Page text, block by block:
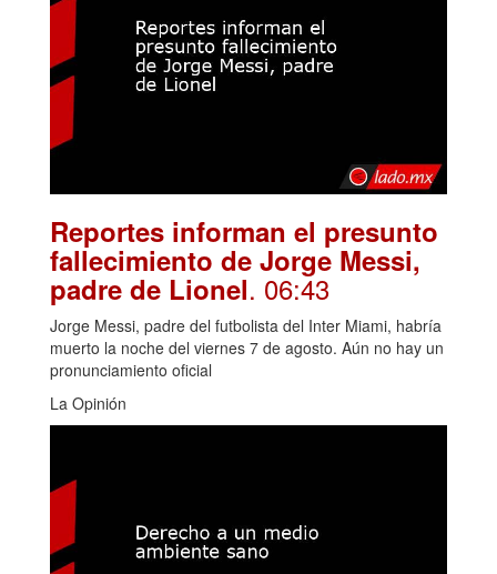
Reportes informan el presunto
fallecimiento de Jorge Messi,
padre de Lionel. 06:43
Jorge Messi, padre del futbolista del Inter Miami, habría
muerto la noche del viernes 7 de agosto. Aún no hay un
pronunciamiento oficial
La Opinión